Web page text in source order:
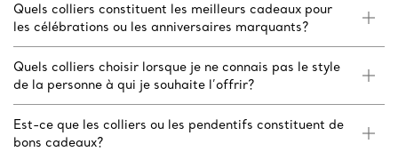
Quels colliers constituent les meilleurs cadeaux pour
les célébrations ou les anniversaires marquants?
Quels colliers choisir lorsque je ne connais pas le style
de la personne à qui je souhaite l’offrir?
Est-ce que les colliers ou les pendentifs constituent de
bons cadeaux?